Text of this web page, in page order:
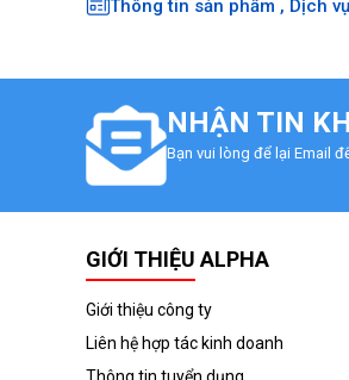
Thông tin sản phẩm , Dịch
NHẬN TIN
Bạn vui lòng để lại Email
GIỚI THIỆU ALPHA
Giới thiệu công ty
Liên hệ hợp tác kinh doanh